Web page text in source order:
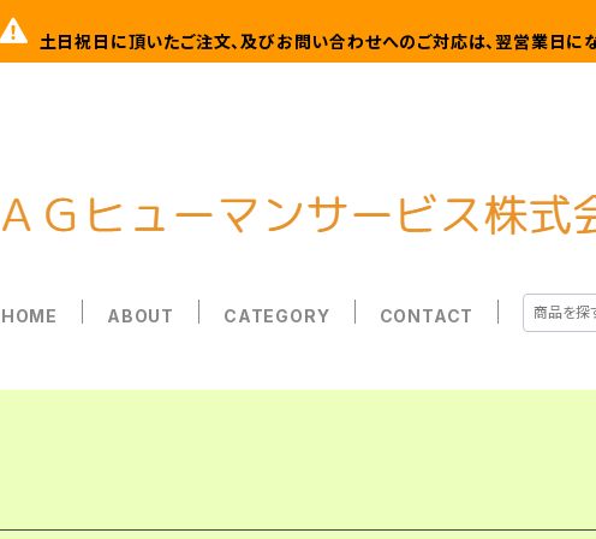
土日祝日に頂いたご注文、及びお問い合わせへのご対応は、翌営業日にな
HOME ABOUT CATEGORY CONTACT